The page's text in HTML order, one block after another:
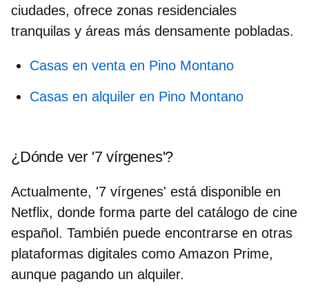
ciudades, ofrece zonas residenciales
tranquilas y áreas más densamente pobladas.
Casas en venta en Pino Montano
Casas en alquiler en Pino Montano
¿Dónde ver '7 vírgenes'?
Actualmente, '7 vírgenes' está disponible en
Netflix, donde forma parte del catálogo de cine
español. También puede encontrarse en otras
plataformas digitales como Amazon Prime,
aunque pagando un alquiler.